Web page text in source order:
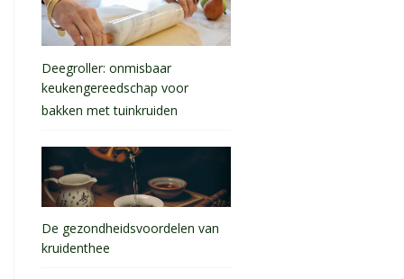
Deegroller: onmisbaar
keukengereedschap voor
bakken met tuinkruiden
De gezondheidsvoordelen van
kruidenthee